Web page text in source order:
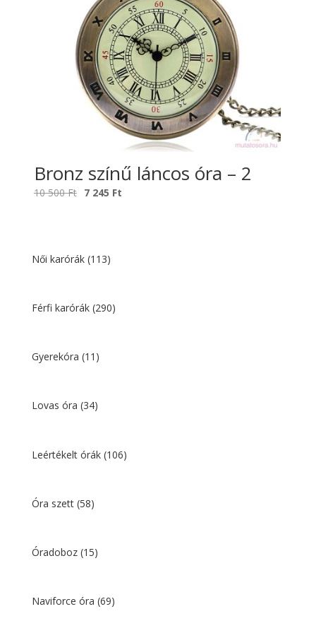
Bronz színű láncos óra – 2
10 500Ft Original
500 Ft.
7 245 Ft
Női karórák (113)
Férfi karórák (290)
Gyerekóra (11)
Lovas óra (34)
Leértékelt órák (106)
Óra szett (58)
Óradoboz (15)
Naviforce óra (69)